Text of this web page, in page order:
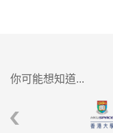
你可能想知道...